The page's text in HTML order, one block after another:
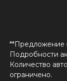
**Предложение
Подробности
Количество
ограничено.